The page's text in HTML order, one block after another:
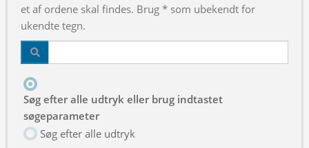
et af ordene skal findes. Brug * som ubekendt for
ukendte tegn.
Søg efter alle udtryk eller brug indtastet
søgeparameter
Søg efter alle udtryk